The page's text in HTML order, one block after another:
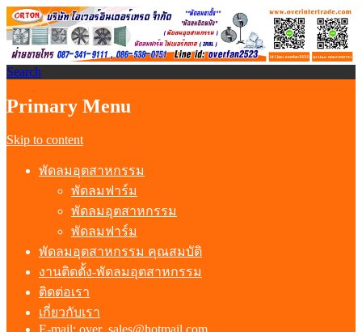
พัดลมอุตสาหกรรม พัดลมฟาร์ม
พัดลมโรงงาน
Search
Primary Menu
Skip to content
พัดลมอุตสาหกรรม
พัดลมฟาร์ม
พัดลมอุตสาหกรรม
พัดลมฟาร์ม
พัดลมอุตสาหกรรม คุณสมบัติ
งานติดตั้ง-พัดลมอุตสาหกรรม
ติดต่อเรา
เกี่ยวกับเรา